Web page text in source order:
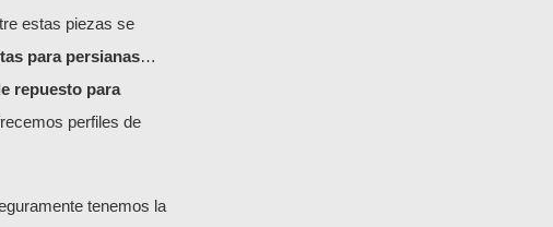
estas piezas se
para persianas…
repuesto para
perfiles de
tenemos la